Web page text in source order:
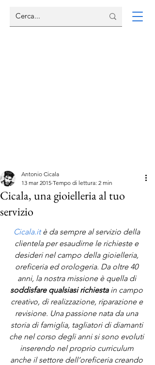
Cicala, una gioielleria al tuo
servizio
Antonio Cicala
13 mar 2015 Tempo di lettura: 2 min
Cicala.it è da sempre al servizio della
clientela per esaudirne le richieste e
desideri nel campo della gioielleria,
oreficeria ed orologeria. Da oltre 40
anni, la nostra missione è quella di
soddisfare qualsiasi richiesta in campo
creativo, di realizzazione, riparazione e
revisione. Una passione nata da una
storia di famiglia, tagliatori di diamanti
che nel corso degli anni si sono evoluti
inserendo nel proprio curriculum
anche il settore dell’oreficeria creando